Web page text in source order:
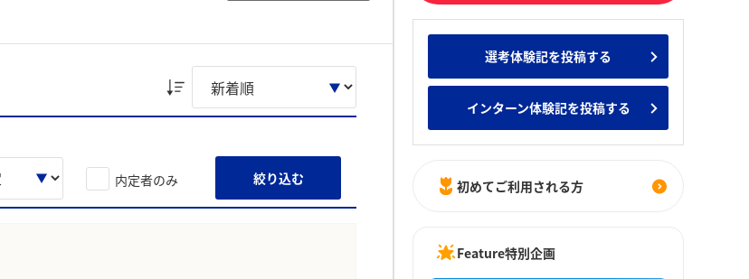
みんなの新卒就職人気企業ランキング みんなのインターン人気企業ランキ
28卒 IT・DX現場社員インタビュー
内定者のみ 絞り込む
選考体験記を投稿する
インターン体験記を投稿する
初めてご利用される方
Feature特別企画